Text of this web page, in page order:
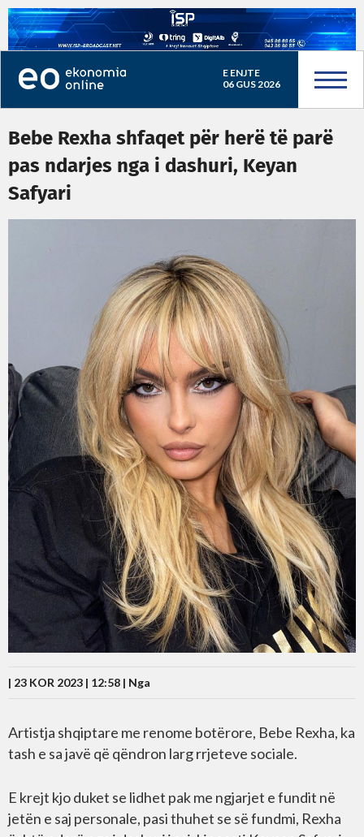
E ENJTE
06 GUS 2026
Bebe Rexha shfaqet për herë të parë
pas ndarjes nga i dashuri, Keyan
Safyari
| 23 KOR 2023 | 12:58 | Nga
Artistja shqiptare me renome botërore, Bebe Rexha, ka
tash e sa javë që qëndron larg rrjeteve sociale.
E krejt kjo duket se lidhet pak me ngjarjet e fundit në
jetën e saj personale, pasi thuhet se së fundmi, Rexha